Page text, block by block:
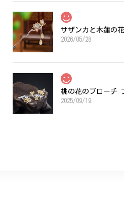
サザンカと木蓮の
2026/05/28
桃の花のブローチ
2025/09/19